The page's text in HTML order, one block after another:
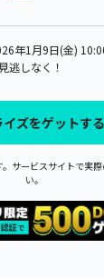
年1月9日(金)
逃しなく！
イズをゲットする
サービスサイトで実
い。